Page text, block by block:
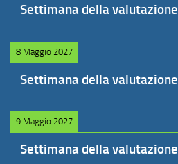
Settimana della valutazione
8 Maggio 2027
Settimana della valutazione
9 Maggio 2027
Settimana della valutazione